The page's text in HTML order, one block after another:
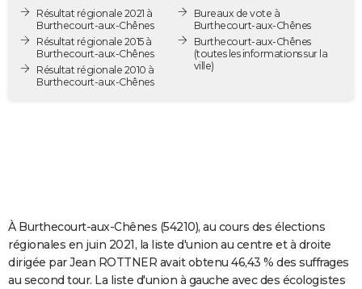
Destinations
City break
Voyage nature
Voyage de noces
Forum
Climat
PHOTO
GUIDES D'ACHAT
BONS PLANS
S'inscrire
Se connecter
Lycées
Collèges
Primaires
Universités
Entreprises
Service militaire
Avis de recherche
AVIS DE DÉCÈS
FORUM
Résultat régionale 2021 à
Burthecourt-aux-Chênes
Résultat régionale 2015 à
Burthecourt-aux-Chênes
Résultat régionale 2010 à
Burthecourt-aux-Chênes
Bureaux de vote à
Burthecourt-aux-Chênes
Burthecourt-aux-Chênes
(toutes les informations sur la
ville)
À Burthecourt-aux-Chênes (54210), au cours des élections
régionales en juin 2021, la liste d'union au centre et à droite
dirigée par Jean ROTTNER avait obtenu 46,43 % des suffrages
au second tour. La liste d'union à gauche avec des écologistes